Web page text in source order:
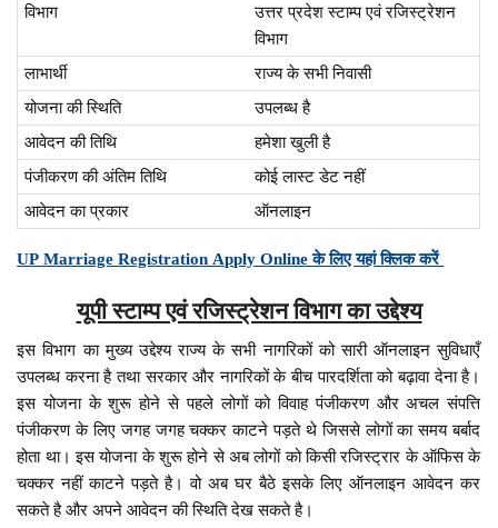
विभाग
उत्तर प्रदेश स्टाम्प एवं रजिस्ट्रेशन
विभाग
लाभार्थी
राज्य के सभी निवासी
योजना की स्थिति
उपलब्ध है
आवेदन की तिथि
हमेशा खुली है
पंजीकरण की अंतिम तिथि
कोई लास्ट डेट नहीं
आवेदन का प्रकार
ऑनलाइन
UP Marriage Registration Apply Online के लिए यहां क्लिक करें
यूपी स्टाम्प एवं रजिस्ट्रेशन विभाग का उद्देश्य
इस विभाग का मुख्य उद्देश्य राज्य के सभी नागरिकों को सारी ऑनलाइन सुविधाएँ
उपलब्ध करना है तथा सरकार और नागरिकों के बीच पारदर्शिता को बढ़ावा देना है।
इस योजना के शुरू होने से पहले लोगों को विवाह पंजीकरण और अचल संपत्ति
पंजीकरण के लिए जगह जगह चक्कर काटने पड़ते थे जिससे लोगों का समय बर्बाद
होता था। इस योजना के शुरू होने से अब लोगों को किसी रजिस्ट्रार के ऑफिस के
चक्कर नहीं काटने पड़ते है। वो अब घर बैठे इसके लिए ऑनलाइन आवेदन कर
सकते है और अपने आवेदन की स्थिति देख सकते है।